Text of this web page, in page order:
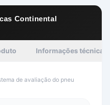
Continental
Informações técnicas
de avaliação do pneu